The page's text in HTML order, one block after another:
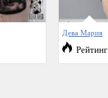
Дева Мария
Рейтинг